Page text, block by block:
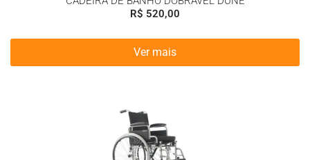
R$ 520,00
Ver mais